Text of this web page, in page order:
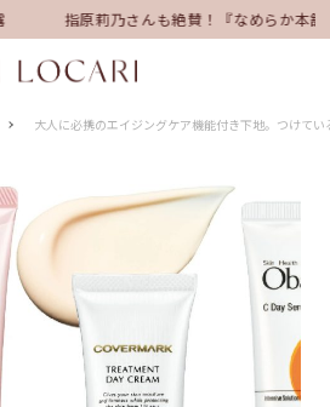
指原莉乃さんも絶賛！『なめらか本舗
大人に必携のエイジングケア機能付き下地。つけて